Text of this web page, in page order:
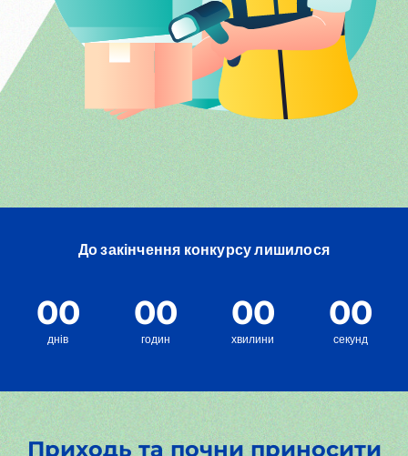
До закінчення конкурсу лишилося
00
днів
00
годин
00
хвилини
00
секунд
Приходь та почни приносити